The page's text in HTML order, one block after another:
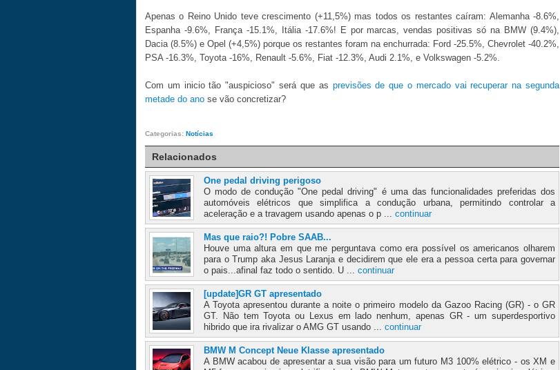
Apenas o Reino Unido teve crescimento (+11,5%) mas todos os restantes caíram: Alemanha -8.6%,
Espanha -9.6%, França -15.1%, Itália -17.6%! E por marcas, vendas positivas só na BMW (9.4%),
Dacia (8.5%) e Opel (+4,5%) porque os restantes foram na enchurrada: Ford -25.5%, Chevrolet -40.2%,
PSA -16.3%, Toyota -16%, Renault -5.6%, Fiat -12.3%, Audi 2.1%, e Volkswagen -5.2%.
Com um inicio tão "auspicioso" será que as previsões de que o mercado vai recuperar na segunda
metade do ano se vão concretizar?
Categorias: Notícias
Relacionados
One pedal driving perigoso
O modo de condução "One pedal driving" é uma das funcionalidades preferidas dos
automóveis elétricos que simplifica a condução urbana, permitindo controlar a
aceleração e a travagem usando apenas o p ... continuar
Mas que raio?! Pobre SAAB...
Houve uma altura em que me perguntava como era possível os americanos olharem
para o Trump aka Jesus Laranja e decidirem que ele era a pessoa certa para governar
o pais...afinal faz todo o sentido. U ... continuar
[update]GR GT apresentado
A Toyota apresentou durante a noite o primeiro modelo da Gazoo Racing (GR) - o GR
GT. Não tem Toyota ou Lexus em lado nenhum, apenas GR - um superdesportivo
hibrido que ira rivalizar o AMG GT usando ... continuar
BMW M Concept Neue Klasse apresentado
A BMW acabou de apresentar a sua visão para um futuro M3 100% elétrico - os XM e